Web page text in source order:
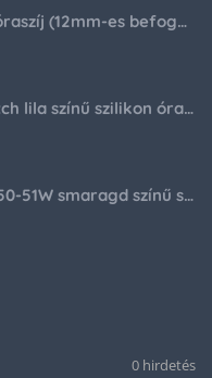
Krokodil mintás bőr óraszíj (12mm-es befogóval rendelkező órához)
Halloween Apple Watch lila színű szilikon óraszíj
Citizen series 8 NB6050-51W smaragd színű számlappal
0 hirdetés